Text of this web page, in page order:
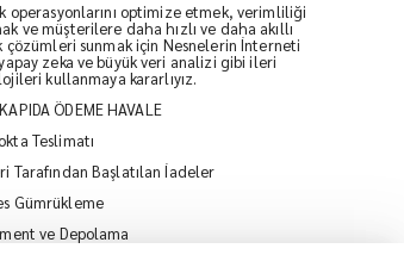
operasyonlarını optimize etmek, verimliliği
ve müşterilere daha hızlı ve daha akıllı
çözümleri sunmak için Nesnelerin İnterneti
zeka ve büyük veri analizi gibi ileri
kullanmaya kararlıyız.
ÖDEME HAVALE
Teslimatı
Tarafından Başlatılan İadeler
Gümrükleme
ve Depolama
Chat